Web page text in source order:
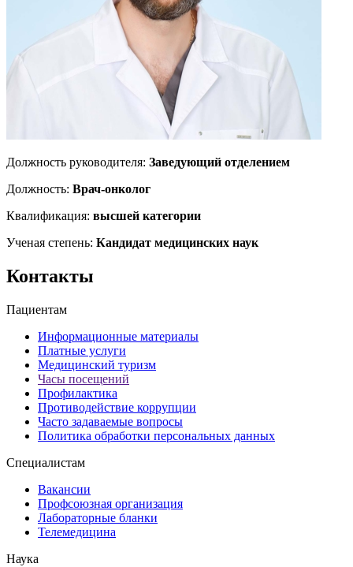
Должность руководителя: Заведующий отделением
Должность: Врач-онколог
Квалификация: высшей категории
Ученая степень: Кандидат медицинских наук
Контакты
Пациентам
Информационные материалы
Платные услуги
Медицинский туризм
Часы посещений
Профилактика
Противодействие коррупции
Часто задаваемые вопросы
Политика обработки персональных данных
Специалистам
Вакансии
Профсоюзная организация
Лабораторные бланки
Телемедицина
Наука